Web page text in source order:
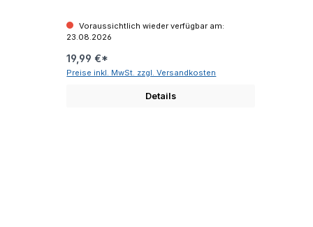
Voraussichtlich wieder verfügbar am:
23.08.2026
19,99 €*
Preise inkl. MwSt. zzgl. Versandkosten
Details